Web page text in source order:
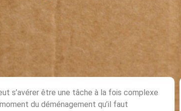
s’avérer être une tâche à la fois complexe
du déménagement qu’il faut